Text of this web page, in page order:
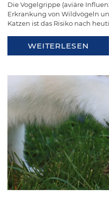
Die Vogelgrippe (aviäre
Erkrankung von Wildvögeln
Katzen ist das Risiko nach
WEITERLESEN